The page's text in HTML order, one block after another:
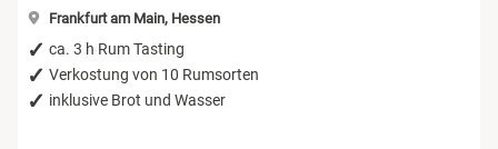
Frankfurt am Main, Hessen
ca. 3 h Rum Tasting
Verkostung von 10 Rumsorten
inklusive Brot und Wasser